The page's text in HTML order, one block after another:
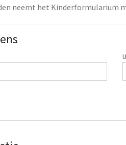
neemt het Kinderformularium